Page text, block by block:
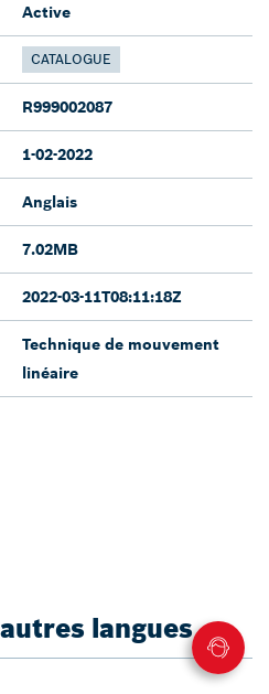
Active
CATALOGUE
R999002087
1-02-2022
Anglais
7.02MB
2022-03-11T08:11:18Z
Technique de mouvement
linéaire
langues